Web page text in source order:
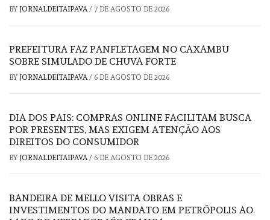
BY JORNALDEITAIPAVA/ 7 DE AGOSTO DE 2026
PREFEITURA FAZ PANFLETAGEM NO CAXAMBU
SOBRE SIMULADO DE CHUVA FORTE
BY JORNALDEITAIPAVA/ 6 DE AGOSTO DE 2026
DIA DOS PAIS: COMPRAS ONLINE FACILITAM BUSCA
POR PRESENTES, MAS EXIGEM ATENÇÃO AOS
DIREITOS DO CONSUMIDOR
BY JORNALDEITAIPAVA/ 6 DE AGOSTO DE 2026
BANDEIRA DE MELLO VISITA OBRAS E
INVESTIMENTOS DO MANDATO EM PETRÓPOLIS AO